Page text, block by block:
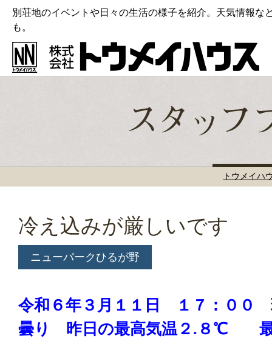
別荘地のイベントや日々の生活の様子を紹介。天気情報な
も。
トウメイハ
冷え込みが厳しいです
ニューパークひるが野
令和６年３月１１日 １７：０
曇り 昨日の最高気温２.８ ℃ 最